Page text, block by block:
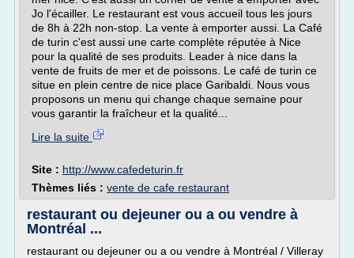
Jo l'écailler. Le restaurant est vous accueil tous les jours
de 8h à 22h non-stop. La vente à emporter aussi. La Café
de turin c'est aussi une carte complète réputée à Nice
pour la qualité de ses produits. Leader à nice dans la
vente de fruits de mer et de poissons. Le café de turin ce
situe en plein centre de nice place Garibaldi. Nous vous
proposons un menu qui change chaque semaine pour
vous garantir la fraîcheur et la qualité...
Lire la suite
Site : http://www.cafedeturin.fr
Thèmes liés : vente de cafe restaurant
restaurant ou dejeuner ou a ou vendre à
Montréal ...
restaurant ou dejeuner ou a ou vendre à Montréal / Villeray